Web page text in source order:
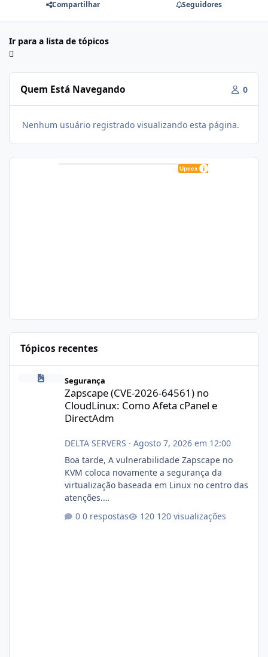
Compartilhar Seguidores
Ir para a lista de tópicos
Quem Está Navegando 0
Nenhum usuário registrado visualizando esta página.
Tópicos recentes
Segurança
Zapscape (CVE-2026-64561) no
CloudLinux: Como Afeta cPanel e
DirectAdm
DELTA SERVERS · Agosto 7, 2026 em 12:00
Boa tarde, A vulnerabilidade Zapscape no
KVM coloca novamente a segurança da
virtualização baseada em Linux no centro das
atenções.
xjx23zz5f Criamos uma breve explicação:
0 respostas 120 visualizações